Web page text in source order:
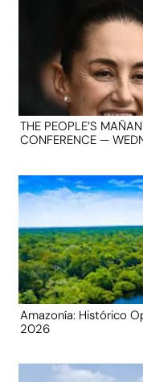
THE PEOPLE’S
CONFERENCE —
Amazonía: Histórico
2026